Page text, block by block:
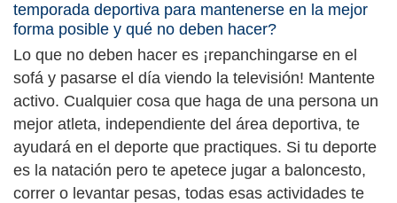
temporada deportiva para mantenerse en la mejor
forma posible y qué no deben hacer?
Lo que no deben hacer es ¡repanchingarse en el
sofá y pasarse el día viendo la televisión! Mantente
activo. Cualquier cosa que haga de una persona un
mejor atleta, independiente del área deportiva, te
ayudará en el deporte que practiques. Si tu deporte
es la natación pero te apetece jugar a baloncesto,
correr o levantar pesas, todas esas actividades te